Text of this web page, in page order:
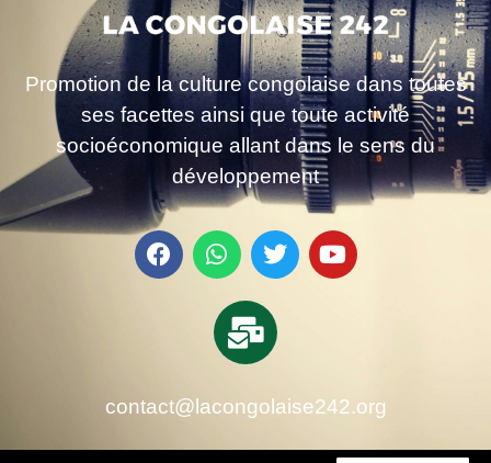
Promotion de la culture congolaise dans toutes
ses facettes ainsi que toute activité
socioéconomique allant dans le sens du
développement
contact@lacongolaise242.org